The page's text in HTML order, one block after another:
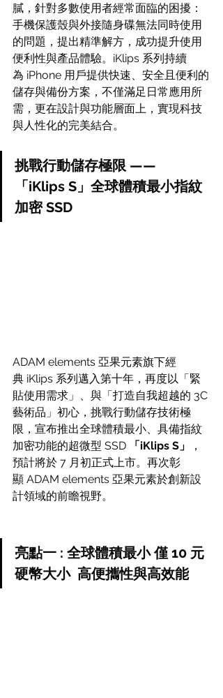
膩，針對多數使用者經常面臨的困擾：
手機保護殼與外接隨身碟無法同時使用
的問題，提出精準解方，成功提升使用
便利性與產品體驗。iKlips 系列持續
為 iPhone 用戶提供快速、安全且便利的
儲存與備份方案，不僅滿足日常應用所
需，更在設計與功能層面上，實現科技
與人性化的完美結合。
挑戰行動儲存極限 ——
「iKlips S」全球體積最小指紋
加密 SSD
ADAM elements 亞果元素旗下經
典 iKlips 系列邁入第十年，再度以「緊
貼使用需求」、與「打造自我超越的 3C
藝術品」初心，挑戰行動儲存技術極
限，宣布推出全球體積最小、具備指紋
加密功能的超微型 SSD
「iKlips S」
，
預計將於 7 月初正式上市。再次彰
顯 ADAM elements 亞果元素於創新設
計領域的前瞻視野。
亮點一 : 全球體積最小 僅 10 元
硬幣大小  高便攜性與高效能